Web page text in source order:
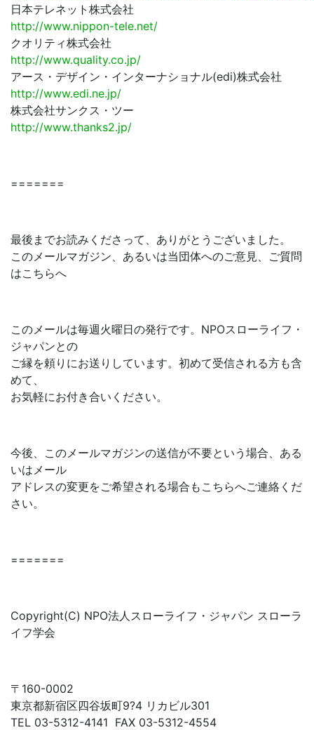
日本テレネット株式会社
http://www.nippon-tele.net/
クオリティ株式会社
http://www.quality.co.jp/
アース・デザイン・インターナショナル(edi)株式会社
http://www.edi.ne.jp/
株式会社サンクス・ツー
http://www.thanks2.jp/
=======
最後までお読みくださって、ありがとうございました。
このメールマガジン、あるいは当団体へのご意見、ご質問
はこちらへ
このメールは毎週火曜日の発行です。NPOスローライフ・
ジャパンとの
ご縁を頼りにお送りしています。初めて受信される方も含
めて、
お気軽にお付き合いください。
今後、このメールマガジンの送信が不要という場合、ある
いはメール
アドレスの変更をご希望される場合もこちらへご連絡くだ
さい。
=======
Copyright(C) NPO法人スローライフ・ジャパン スローラ
イフ学会
〒160-0002
東京都新宿区四谷坂町9?4 リカビル301
TEL 03-5312-4141 FAX 03-5312-4554